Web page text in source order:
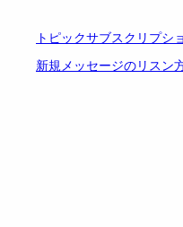
トピックサブスクリプシ
新規メッセージのリスン